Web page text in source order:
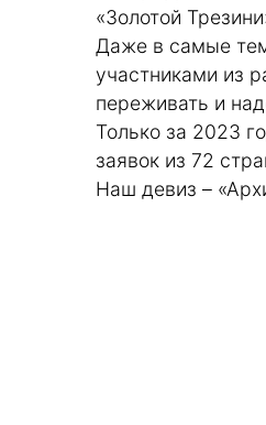
«Золотой
Даже в самые
участниками из
переживать и
Только за 2023
заявок из 72
Наш девиз –